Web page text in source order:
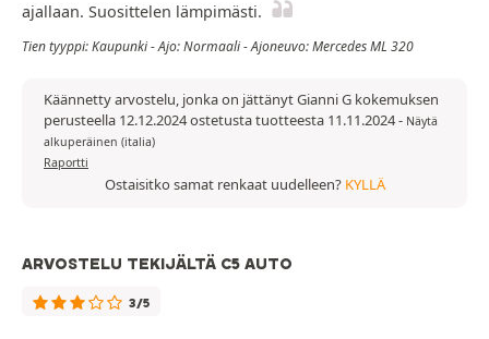
ajallaan. Suosittelen lämpimästi.
Tien tyyppi: Kaupunki - Ajo: Normaali - Ajoneuvo: Mercedes ML 320
Käännetty arvostelu, jonka on jättänyt Gianni G kokemuksen
perusteella 12.12.2024 ostetusta tuotteesta 11.11.2024- Näytä
alkuperäinen (italia)
Raportti
Ostaisitko samat renkaat uudelleen? KYLLÄ
ARVOSTELU TEKIJÄLTÄ C5 AUTO
3/5